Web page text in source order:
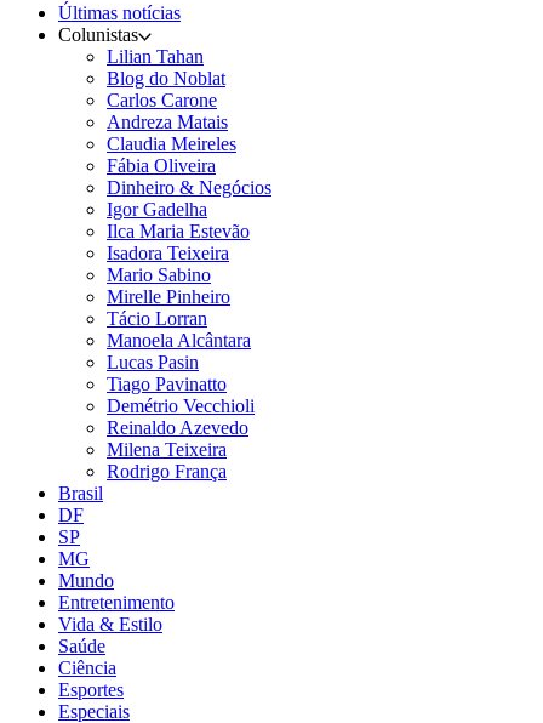
Últimas notícias
Colunistas
Lilian Tahan
Blog do Noblat
Carlos Carone
Andreza Matais
Claudia Meireles
Fábia Oliveira
Dinheiro & Negócios
Igor Gadelha
Ilca Maria Estevão
Isadora Teixeira
Mario Sabino
Mirelle Pinheiro
Tácio Lorran
Manoela Alcântara
Lucas Pasin
Tiago Pavinatto
Demétrio Vecchioli
Reinaldo Azevedo
Milena Teixeira
Rodrigo França
Brasil
DF
SP
MG
Mundo
Entretenimento
Vida & Estilo
Saúde
Ciência
Esportes
Especiais